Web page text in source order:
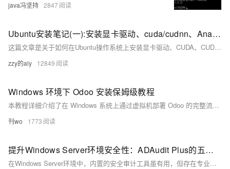
java冯坚持 2847
Ubuntu安装笔记(一):安装显卡驱动、cuda/cudnn、Anaconda、Pytorch、Tensorflow、Opencv、Visdom、FFMPEG、卸载一些不必要的预装软件
这篇文章是关于如何在Ubuntu操作系统上安装显卡驱动、CUDA、CUDNN、Anaconda、PyTorch、TensorFlow、OpenCV、FFMPEG以及卸载不必要的预装软件的详细指南。
zzy的aly 12849
Windows 环境下 Odoo 安装保姆级教程
本教程详细介绍了在 Windows 系统上通过虚拟机部署 Odoo 的完整流程。首先确认硬件需求，确保 CPU、内存和磁盘空间满足最低配置；接着安装 VMware Workstation Pro 并创建 Ubuntu 虚拟机，配置桥接网络以实现主机与虚拟机的通信；随后借助微聚云快速安装预配置好的 Odoo 环境，简化复杂环境搭建；最后通过浏览器访问虚拟机 IP，完成 Odoo 数据库初始化及基础设置。整个过程清晰易懂，适合新手快速上手 Odoo 部署。
刊wo 1773
提升Windows Server环境安全性：ADAudit Plus的五大关键优势
在Windows Server环境中，内置的安全审计工具虽有用，但存在专业门槛高、耗时及功能缺失等问题。第三方工具ADAudit Plus应运而生，其五大优势包括：日志聚合、关键活动检测、定制化报告、灵活安全配置和长期日志保留，有效提升系统监控与合规能力。选择ADAudit Plus，助力企业更高效应对审计挑战，强化安全性。